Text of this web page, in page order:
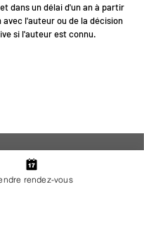
dans un délai d'un an à partir
l'auteur ou de la décision
si l'auteur est connu.
rendez-vous